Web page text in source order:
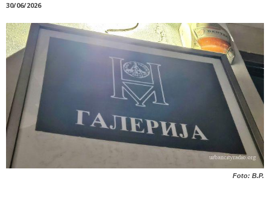
30/06/2026
Foto: B.P.